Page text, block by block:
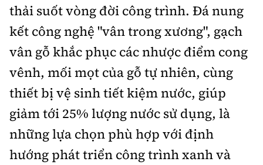
thải suốt vòng đời công trình. Đá nung
kết công nghệ "vân trong xương", gạch
vân gỗ khắc phục các nhược điểm cong
vênh, mối mọt của gỗ tự nhiên, cùng
thiết bị vệ sinh tiết kiệm nước, giúp
giảm tới 25% lượng nước sử dụng, là
những lựa chọn phù hợp với định
hướng phát triển công trình xanh và